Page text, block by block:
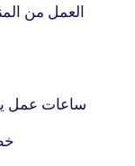
العمل من
ساعات عمل